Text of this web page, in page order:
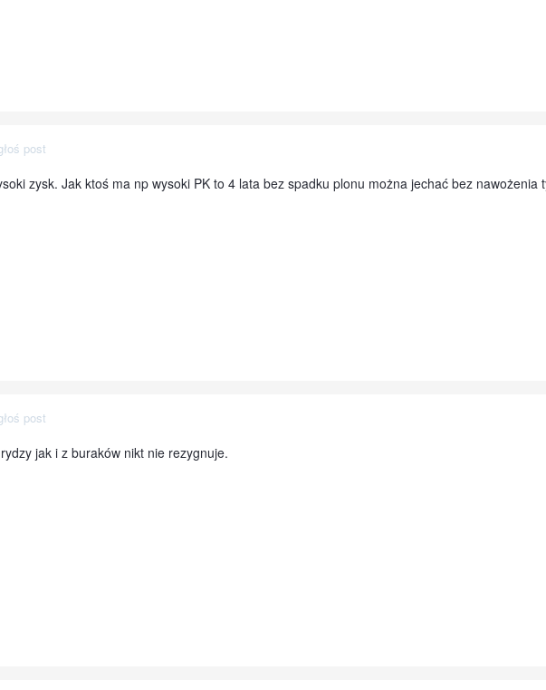
post
zysk. Jak ktoś ma np wysoki PK to 4 lata bez spadku plonu można jechać bez nawożenia
post
jak i z buraków nikt nie rezygnuje.